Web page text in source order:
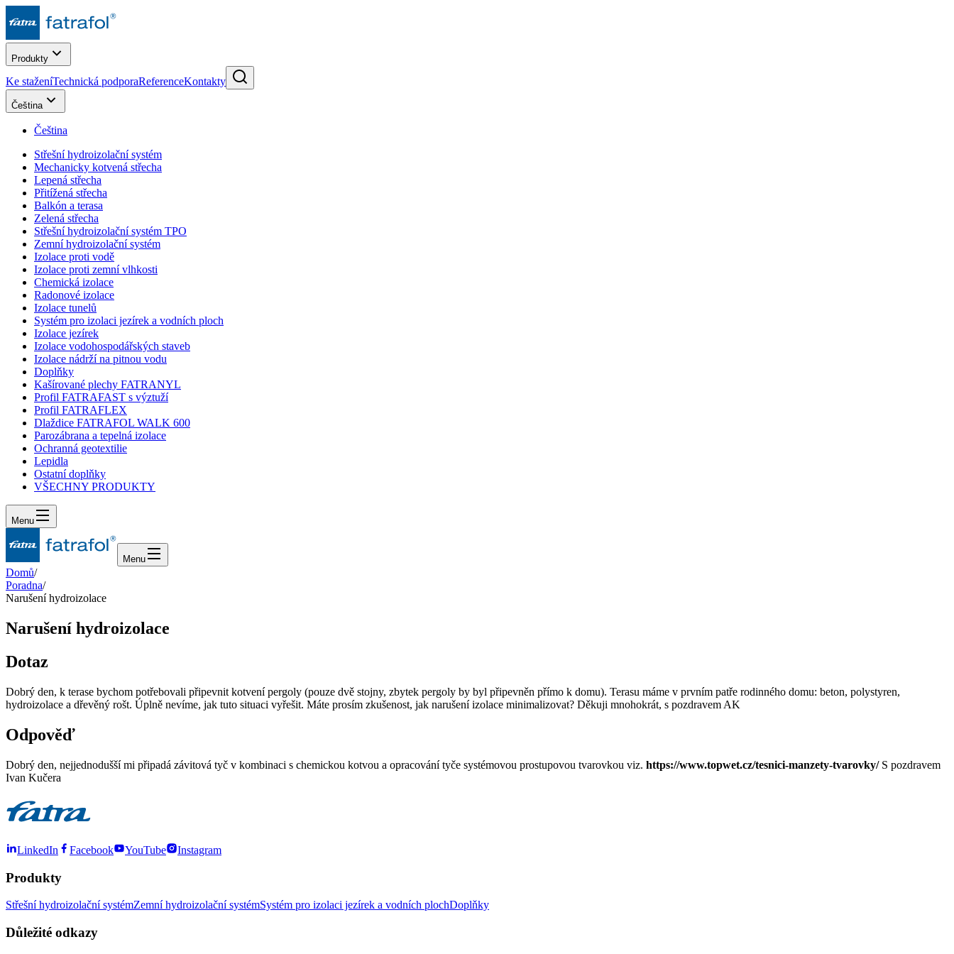
Produkty
Ke staženíTechnická podporaReferenceKontakty
Čeština
Čeština
Střešní hydroizolační systém
Mechanicky kotvená střecha
Lepená střecha
Přitížená střecha
Balkón a terasa
Zelená střecha
Střešní hydroizolační systém TPO
Zemní hydroizolační systém
Izolace proti vodě
Izolace proti zemní vlhkosti
Chemická izolace
Radonové izolace
Izolace tunelů
Systém pro izolaci jezírek a vodních ploch
Izolace jezírek
Izolace vodohospodářských staveb
Izolace nádrží na pitnou vodu
Doplňky
Kašírované plechy FATRANYL
Profil FATRAFAST s výztuží
Profil FATRAFLEX
Dlaždice FATRAFOL WALK 600
Parozábrana a tepelná izolace
Ochranná geotextilie
Lepidla
Ostatní doplňky
VŠECHNY PRODUKTY
Menu
Menu
Domů/
Poradna/
Narušení hydroizolace
Narušení hydroizolace
Dotaz
Dobrý den, k terase bychom potřebovali připevnit kotvení pergoly (pouze dvě stojny, zbytek pergoly by byl připevněn přímo k domu). Terasu máme v prvním patře rodinného domu: beton, polystyren,
hydroizolace a dřevěný rošt. Úplně nevíme, jak tuto situaci vyřešit. Máte prosím zkušenost, jak narušení izolace minimalizovat? Děkuji mnohokrát, s pozdravem AK
Odpověď
Dobrý den, nejjednodušší mi připadá závitová tyč v kombinaci s chemickou kotvou a opracování tyče systémovou prostupovou tvarovkou viz. https://www.topwet.cz/tesnici-manzety-tvarovky/ S pozdravem
Ivan Kučera
LinkedIn Facebook YouTube Instagram
Produkty
Střešní hydroizolační systémZemní hydroizolační systémSystém pro izolaci jezírek a vodních plochDoplňky
Důležité odkazy